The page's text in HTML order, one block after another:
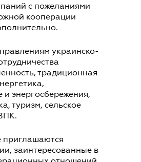
с пожеланиями
кооперации
украинско-
традиционная
и энергосбережения,
туризм, сельское
приглашаются
заинтересованные в